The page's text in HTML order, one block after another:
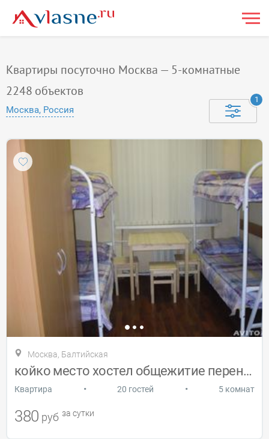
Квартиры посуточно Москва — 5-комнатные
2248 объектов
Москва, Россия
1
Москва, Балтийская
койко место хостел общежитие переночеват
Квартира • 20 гостей • 5 комнат
380 руб за сутки